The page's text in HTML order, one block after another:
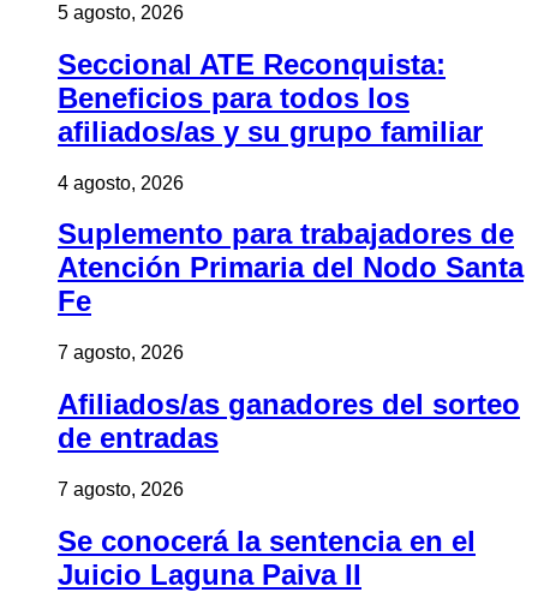
5 agosto, 2026
Seccional ATE Reconquista:
Beneficios para todos los
afiliados/as y su grupo familiar
4 agosto, 2026
Suplemento para trabajadores de
Atención Primaria del Nodo Santa
Fe
7 agosto, 2026
Afiliados/as ganadores del sorteo
de entradas
7 agosto, 2026
Se conocerá la sentencia en el
Juicio Laguna Paiva II